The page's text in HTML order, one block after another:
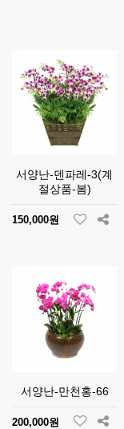
서양난-덴파레-3(계
절상품-봄)
150,000원
서양난-만천홍-66
200,000원